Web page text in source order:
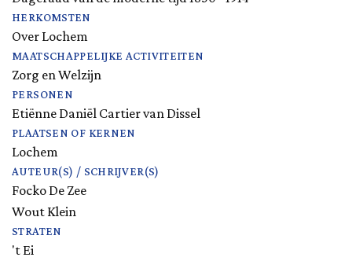
HERKOMSTEN
Over Lochem
MAATSCHAPPELIJKE ACTIVITEITEN
Zorg en Welzijn
PERSONEN
Etiënne Daniël Cartier van Dissel
PLAATSEN OF KERNEN
Lochem
AUTEUR(S) / SCHRIJVER(S)
Focko De Zee
Wout Klein
STRATEN
't Ei